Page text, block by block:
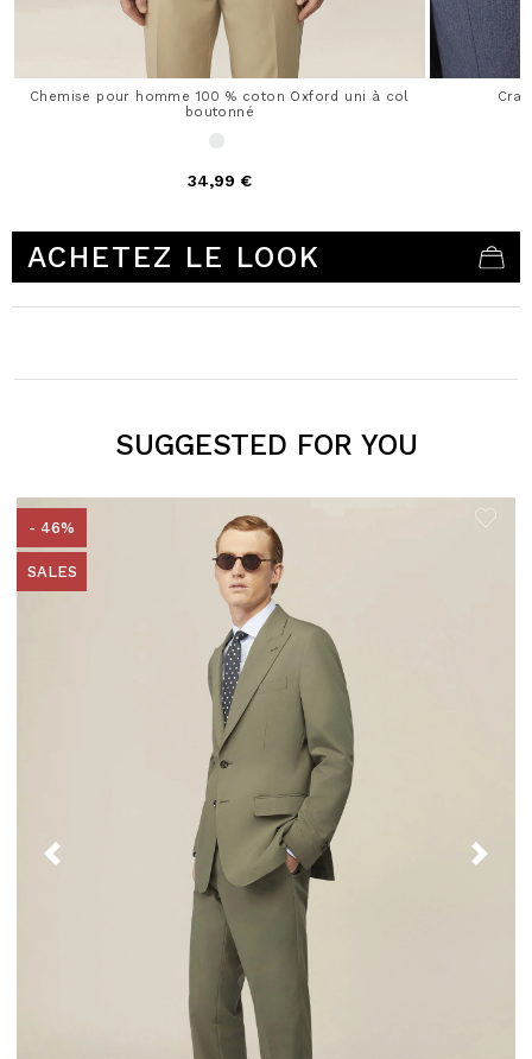
Chemise pour homme 100 % coton Oxford uni à col
boutonné
34,99 €
ACHETEZ LE LOOK
SUGGESTED FOR YOU
- 46%
SALES